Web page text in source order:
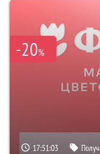
-20%
17:51:02